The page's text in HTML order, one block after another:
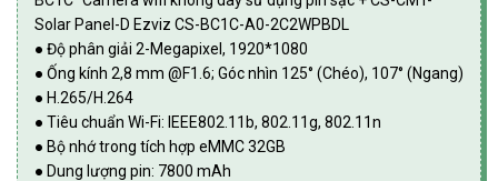
Solar Panel-D Ezviz CS-BC1C-A0-2C2WPBDL
● Độ phân giải 2-Megapixel, 1920*1080
● Ống kính 2,8 mm @F1.6; Góc nhìn 125° (Chéo), 107° (Ngang)
● H.265/H.264
● Tiêu chuẩn Wi-Fi: IEEE802.11b, 802.11g, 802.11n
● Bộ nhớ trong tích hợp eMMC 32GB
● Dung lượng pin: 7800 mAh